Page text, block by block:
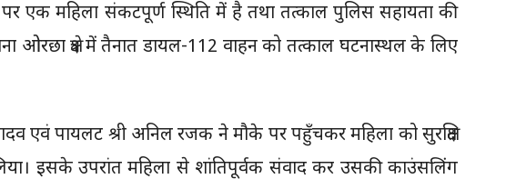
एक महिला संकटपूर्ण स्थिति में है तथा तत्काल पुलिस सहायता की
ओरछा क्षेत्र में तैनात डायल-112 वाहन को तत्काल घटनास्थल के लिए
एवं पायलट श्री अनिल रजक ने मौके पर पहुँचकर महिला को सुरक्षित
इसके उपरांत महिला से शांतिपूर्वक संवाद कर उसकी काउंसलिंग